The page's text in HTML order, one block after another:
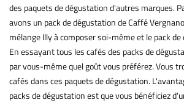
des paquets de dégustation d'autres marques.
avons un pack de dégustation de Caffé
mélange Illy à composer soi-même et le pack
En essayant tous les cafés des packs de
par vous-même quel goût vous préférez. Vous
cafés dans ces paquets de dégustation.
packs de dégustation est que vous bénéficiez